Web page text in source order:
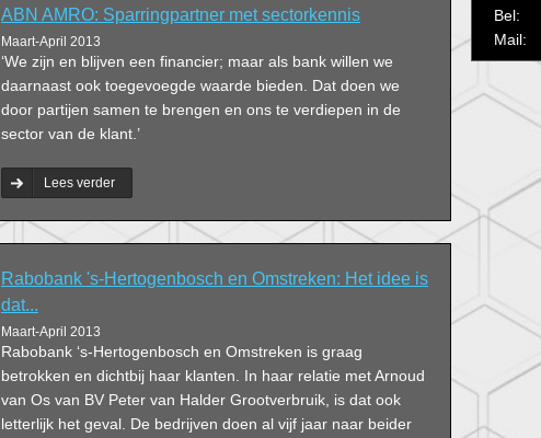
ABN AMRO: Sparringpartner met sectorkennis
Maart-April 2013
‘We zijn en blijven een financier; maar als bank willen we
daarnaast ook toegevoegde waarde bieden. Dat doen we
door partijen samen te brengen en ons te verdiepen in de
sector van de klant.’
Lees verder
Rabobank 's-Hertogenbosch en Omstreken: Het idee is
dat...
Maart-April 2013
Rabobank ‘s-Hertogenbosch en Omstreken is graag
betrokken en dichtbij haar klanten. In haar relatie met Arnoud
van Os van BV Peter van Halder Grootverbruik, is dat ook
letterlijk het geval. De bedrijven doen al vijf jaar naar beider
Bel:
Mail: